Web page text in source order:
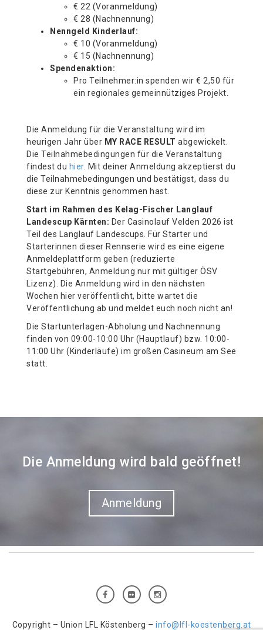
€ 22 (Voranmeldung)
€ 28 (Nachnennung)
Nenngeld Kinderlauf:
€ 10 (Voranmeldung)
€ 15 (Nachnennung)
Spendenaktion:
Pro Teilnehmer:in spenden wir € 2,50 für
ein regionales gemeinnütziges Projekt.
Die Anmeldung für die Veranstaltung wird im
heurigen Jahr über MY RACE RESULT abgewickelt.
Die Teilnahmebedingungen für die Veranstaltung
findest du hier. Mit deiner Anmeldung akzeptierst du
die Teilnahmebedingungen und bestätigst, dass du
diese zur Kenntnis genommen hast.
Start im Rahmen des Kelag-Fischer Langlauf
Landescup Kärnten: Der Casinolauf Velden 2026 ist
Teil des Langlauf Landescups. Für Starter und
Starterinnen dieser Rennserie wird es eine eigene
Anmeldeplattform geben (reduzierte
Startgebühren, Anmeldung nur mit gültiger ÖSV
Lizenz). Die Anmeldung wird in den nächsten
Wochen hier veröffentlicht, bitte wartet die
Veröffentlichung ab und meldet euch noch nicht an!
Die Startunterlagen-Abholung und Nachnennung
finden von 09:00-10:00 Uhr (Hauptlauf) bzw. 10:00-
11:00 Uhr (Kinderläufe) im großen Casineum am See
statt.
Die Anmeldung wird bald geöffnet!
Anmeldung
Copyright – Union LFL Köstenberg – info@lfl-koestenberg.at